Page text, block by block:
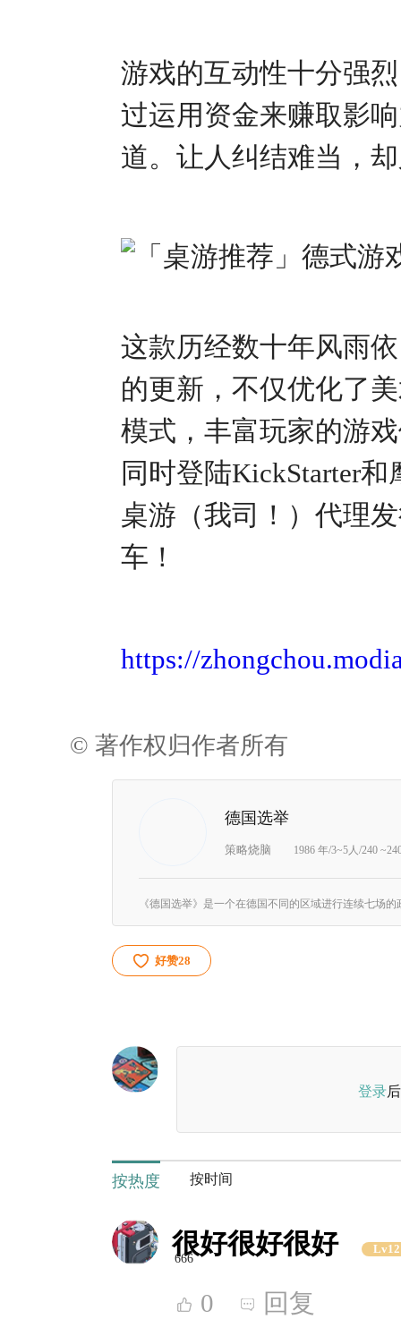
游戏的互动性十分强
过运用资金来赚取影
道。让人纠结难当，
这款历经数十年风雨
的更新，不仅优化了
模式，丰富玩家的游
同时登陆KickStarter
桌游（我司！）代理
车！
https://
© 著作权归作者所有
德国选举
策略烧脑 1986 年/3~5人/240
好赞28
登录
按热度 按时间
很好很好很好 Lv12
666
0 回复